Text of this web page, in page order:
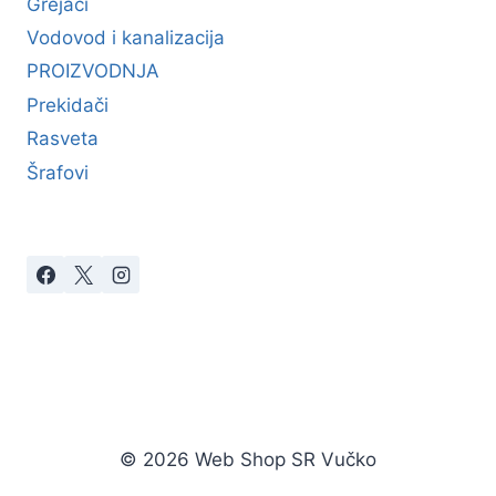
Vodovod i kanalizacija
PROIZVODNJA
Prekidači
Rasveta
Šrafovi
© 2026 Web Shop SR Vučko